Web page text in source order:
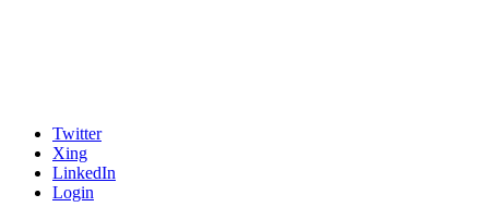
Twitter
Xing
LinkedIn
Login